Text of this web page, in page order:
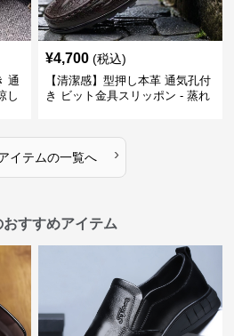
通
し
¥4,700 (税込)
【清潔感】型押し本革 通気孔付
き ビット金具スリッポン - 蒸れ
イテムの一覧へ ›
すすめアイテム